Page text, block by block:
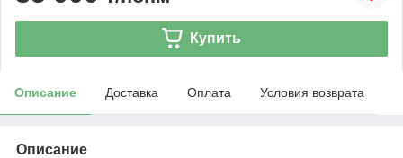
Купить
Описание Доставка Оплата Условия возврата
Описание